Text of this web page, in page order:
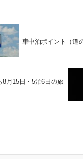
車中泊ポイント（道
8月15日・5泊6日の旅